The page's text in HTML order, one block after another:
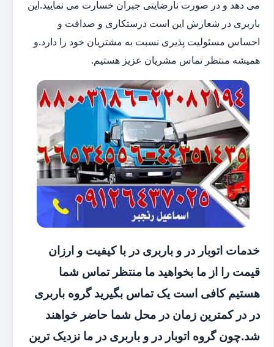
می دهد و در صورت نارضایتی جبران خسارت می نمایید.این
باربری در شعارش این است درستکاری و صداقت و
احساس مسئولیت پذیری نسبت به مشتریان خود را دارد.و
همیشه منتظر تماس مشریان عزیز هستیم.
خدمات اتوبار در و باربری در با کیفیت و ارزان
قیمت را از ما بخواهید ما منتظر تماس شما
هستیم کافی است یک تماس بگیرید گروه باربری
در در کمترین زمان در محل شما حاضر خواهند
شد.چون گروه اتوبار در و باربری در ما نزدیک ترین